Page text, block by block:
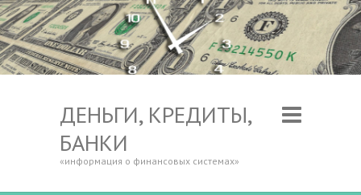
ДЕНЬГИ, КРЕДИТЫ,
БАНКИ
«информация о финансовых системах»